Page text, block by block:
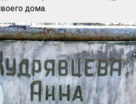
дома.